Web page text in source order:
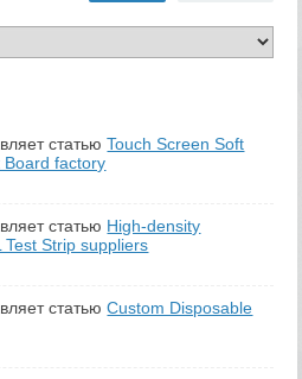
статьюTouch Screen Soft
Board factory
статью High-density
Test Strip suppliers
статьюCustom Disposable